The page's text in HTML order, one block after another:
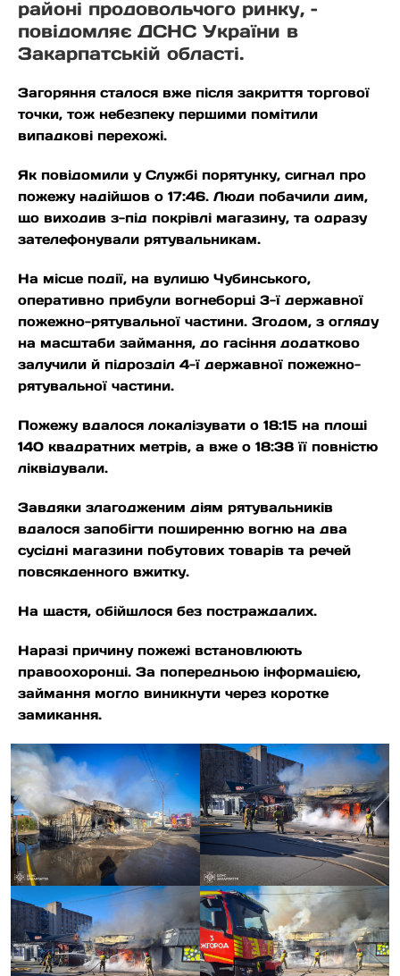
районі продовольчого ринку, –
повідомляє ДСНС України в
Закарпатській області.
Загоряння сталося вже після закриття торгової
точки, тож небезпеку першими помітили
випадкові перехожі.
Як повідомили у Службі порятунку, сигнал про
пожежу надійшов о 17:46. Люди побачили дим,
що виходив з-під покрівлі магазину, та одразу
зателефонували рятувальникам.
На місце події, на вулицю Чубинського,
оперативно прибули вогнеборці 3-ї державної
пожежно-рятувальної частини. Згодом, з огляду
на масштаби займання, до гасіння додатково
залучили й підрозділ 4-ї державної пожежно-
рятувальної частини.
Пожежу вдалося локалізувати о 18:15 на площі
140 квадратних метрів, а вже о 18:38 її повністю
ліквідували.
Завдяки злагодженим діям рятувальників
вдалося запобігти поширенню вогню на два
сусідні магазини побутових товарів та речей
повсякденного вжитку.
На щастя, обійшлося без постраждалих.
Наразі причину пожежі встановлюють
правоохоронці. За попередньою інформацією,
займання могло виникнути через коротке
замикання.